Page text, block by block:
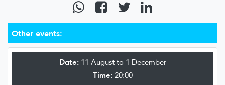
Other events:
Date:11 August to 1 December
Time:20:00